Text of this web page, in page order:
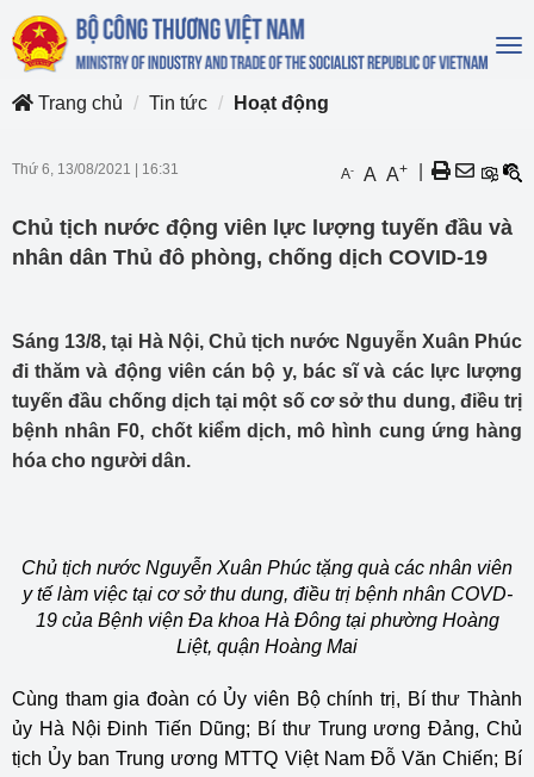
Trang chủ
Tin tức Hoạt động
Thứ 6, 13/08/2021 16:31 A- A A+
Chủ tịch nước động viên lực lượng tuyến đầu và
nhân dân Thủ đô phòng, chống dịch COVID-19
Sáng 13/8, tại Hà Nội, Chủ tịch nước Nguyễn Xuân Phúc
đi thăm và động viên cán bộ y, bác sĩ và các lực lượng
tuyến đầu chống dịch tại một số cơ sở thu dung, điều trị
bệnh nhân F0, chốt kiểm dịch, mô hình cung ứng hàng
hóa cho người dân.
Chủ tịch nước Nguyễn Xuân Phúc tặng quà các nhân viên
y tế làm việc tại cơ sở thu dung, điều trị bệnh nhân COVD-
19 của Bệnh viện Đa khoa Hà Đông tại phường Hoàng
Liệt, quận Hoàng Mai
Cùng tham gia đoàn có Ủy viên Bộ chính trị, Bí thư Thành
ủy Hà Nội Đinh Tiến Dũng; Bí thư Trung ương Đảng, Chủ
tịch Ủy ban Trung ương MTTQ Việt Nam Đỗ Văn Chiến; Bí